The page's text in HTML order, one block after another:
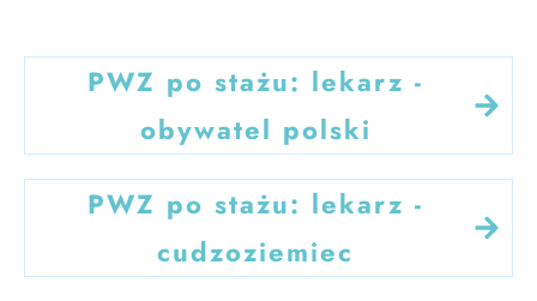
PWZ po stażu: lekarz -
obywatel polski
PWZ po stażu: lekarz -
cudzoziemiec